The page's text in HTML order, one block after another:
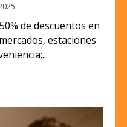
de descuentos en
estaciones